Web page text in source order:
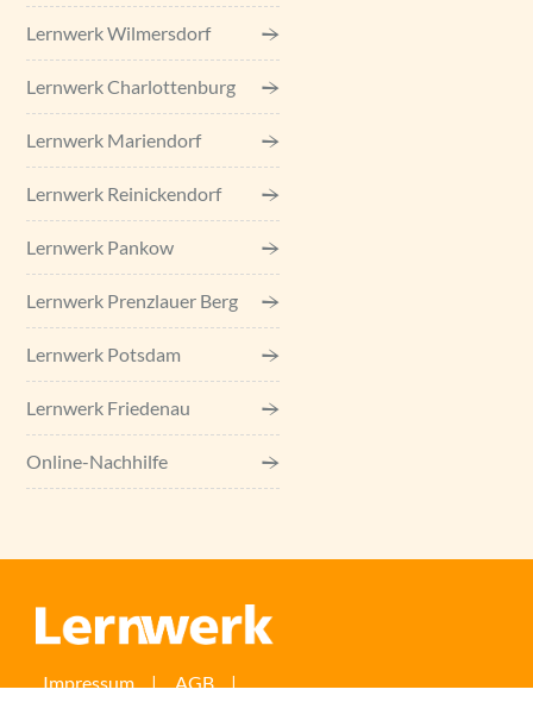
Lernwerk Wilmersdorf
Lernwerk Charlottenburg
Lernwerk Mariendorf
Lernwerk Reinickendorf
Lernwerk Pankow
Lernwerk Prenzlauer Berg
Lernwerk Potsdam
Lernwerk Friedenau
Online-Nachhilfe
Impressum
AGB